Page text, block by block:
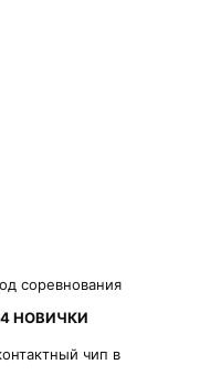
соревнования
4 НОВИЧКИ
чип в